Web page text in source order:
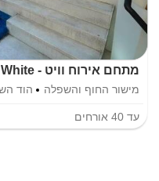
מתחם אירוח וויט - White
מישור החוף והשפלה הוד
עד 40 אורחים